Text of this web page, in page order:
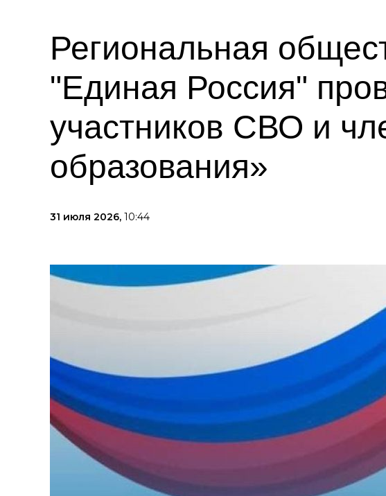
Региональная
"Единая Россия"
участников СВО и
образования»
31 июля 2026, 10:44